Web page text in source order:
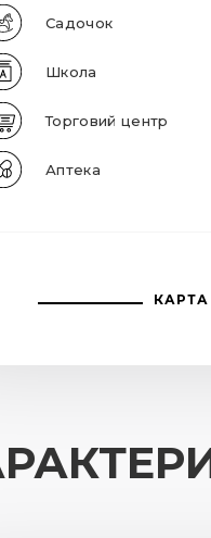
Садочок
Школа
Торговий центр
Аптека